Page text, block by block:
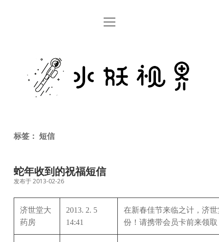
首页
关于
open
妖
视
标签： 短信
蛇年收到的祝福短信
发布于 2013-02-26
济世堂大
药房
2013. 2. 5
14:41
在新春佳节来临之计，济
份！请携带会员卡前来领取